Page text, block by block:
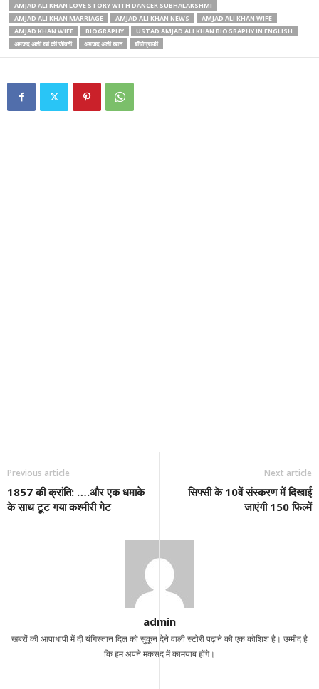
AMJAD ALI KHAN LOVE STORY WITH DANCER SUBHALAKSHMI
AMJAD ALI KHAN MARRIAGE
AMJAD ALI KHAN NEWS
AMJAD ALI KHAN WIFE
AMJAD KHAN WIFE
BIOGRAPHY
USTAD AMJAD ALI KHAN BIOGRAPHY IN ENGLISH
अमजद अली खां की जीवनी
अमजद अली खान बॉयोग्राफी
Previous article
1857 की क्रांति: ….और एक धमाके
के साथ टूट गया कश्मीरी गेट
Next article
सिफ्सी के 10वें संस्करण में दिखाई
जाएंगी 150 फिल्में
admin
खबरों की आपाधापी में दी यंगिस्तान दिल को सुकून देने वाली स्टोरी पढ़ाने की एक कोशिश है। उम्मीद है
कि हम अपने मकसद में कामयाब होंगे।